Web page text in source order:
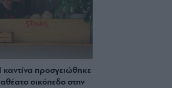
προσγειώθηκε
οικόπεδο στην